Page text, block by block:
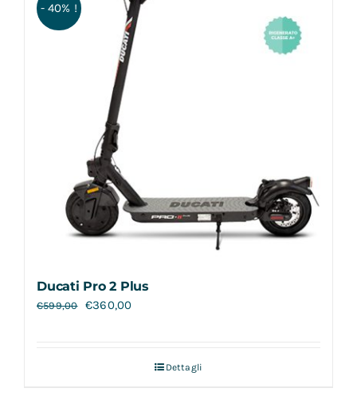
- 40% !
Ducati Pro 2 Plus
€599,00 €360,00
Dettagli